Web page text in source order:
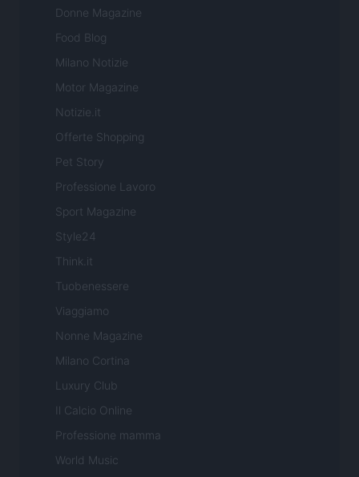
Donne Magazine
Food Blog
Milano Notizie
Motor Magazine
Notizie.it
Offerte Shopping
Pet Story
Professione Lavoro
Sport Magazine
Style24
Think.it
Tuobenessere
Viaggiamo
Nonne Magazine
Milano Cortina
Luxury Club
Il Calcio Online
Professione mamma
World Music